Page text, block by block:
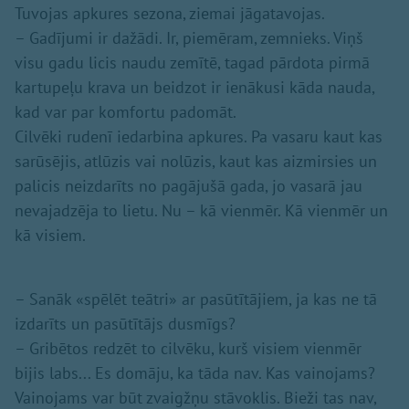
Tuvojas apkures sezona, ziemai jāgatavojas.
– Gadījumi ir dažādi. Ir, piemēram, zemnieks. Viņš
visu gadu licis naudu zemītē, tagad pārdota pirmā
kartupeļu krava un beidzot ir ienākusi kāda nauda,
kad var par komfortu padomāt.
Cilvēki rudenī iedarbina apkures. Pa vasaru kaut kas
sarūsējis, atlūzis vai nolūzis, kaut kas aizmirsies un
palicis neizdarīts no pagājušā gada, jo vasarā jau
nevajadzēja to lietu. Nu – kā vienmēr. Kā vienmēr un
kā visiem.
– Sanāk «spēlēt teātri» ar pasūtītājiem, ja kas ne tā
izdarīts un pasūtītājs dusmīgs?
– Gribētos redzēt to cilvēku, kurš visiem vienmēr
bijis labs... Es domāju, ka tāda nav. Kas vainojams?
Vainojams var būt zvaigžņu stāvoklis. Bieži tas nav,